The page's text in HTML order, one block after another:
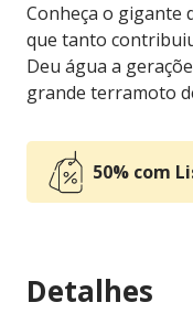
Conheça o gigante
que tanto
Deu água a
grande terramoto
50% com
Detalhes